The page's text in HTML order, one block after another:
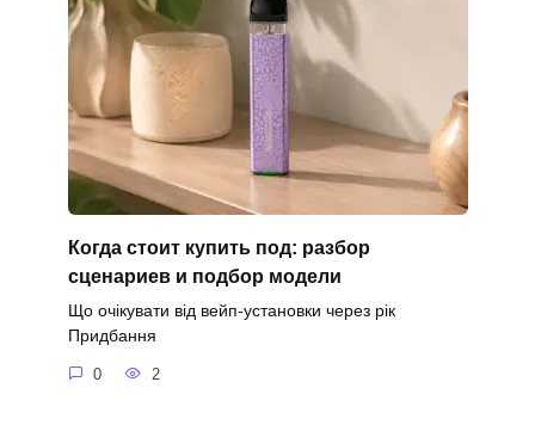
Когда стоит купить под: разбор
сценариев и подбор модели
Що очікувати від вейп-установки через рік
Придбання
0 2